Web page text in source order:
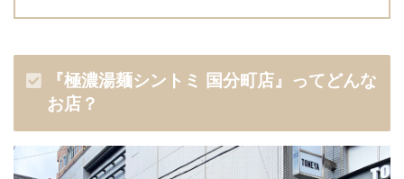
『極濃湯麺シントミ 国分町店』ってどんな
お店？